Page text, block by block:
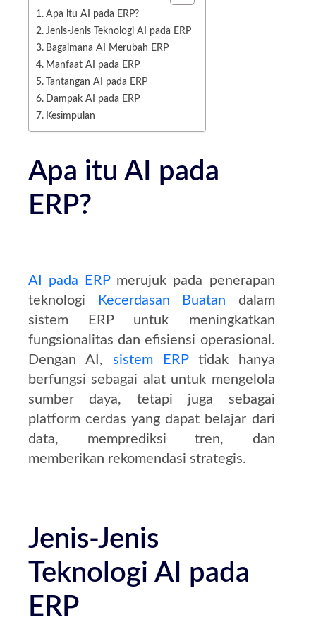
Apa itu AI pada ERP?
Jenis-Jenis Teknologi AI pada ERP
Bagaimana AI Merubah ERP
Manfaat AI pada ERP
Tantangan AI pada ERP
Dampak AI pada ERP
Kesimpulan
Apa itu AI pada
ERP?
AI pada ERPmerujuk pada penerapan
teknologi
Kecerdasan Buatan dalam
sistem ERP untuk meningkatkan
fungsionalitas dan efisiensi operasional.
Dengan AI, sistem ERPtidak hanya
berfungsi sebagai alat untuk mengelola
sumber daya, tetapi juga sebagai
platform cerdas yang dapat belajar dari
data, memprediksi tren, dan
memberikan rekomendasi strategis.
Jenis-Jenis
Teknologi AI pada
ERP